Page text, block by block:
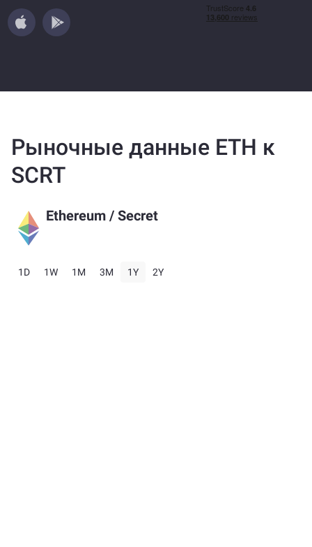
Рыночные данные ETH к
SCRT
Ethereum / Secret
1D 1W 1M 3M 1Y 2Y